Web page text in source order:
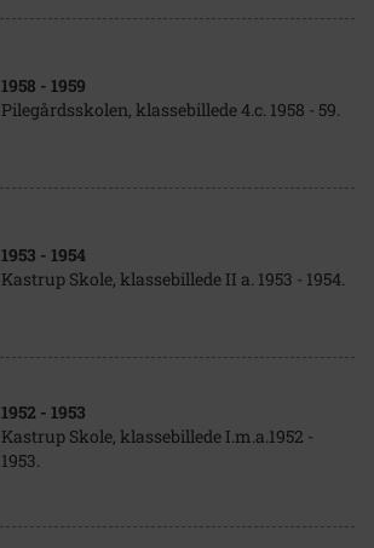
1958 - 1959
Pilegårdsskolen, klassebillede 4.c. 1958 - 59.
1953 - 1954
Kastrup Skole, klassebillede II a. 1953 - 1954.
1952 - 1953
Kastrup Skole, klassebillede I.m.a.1952 -
1953.